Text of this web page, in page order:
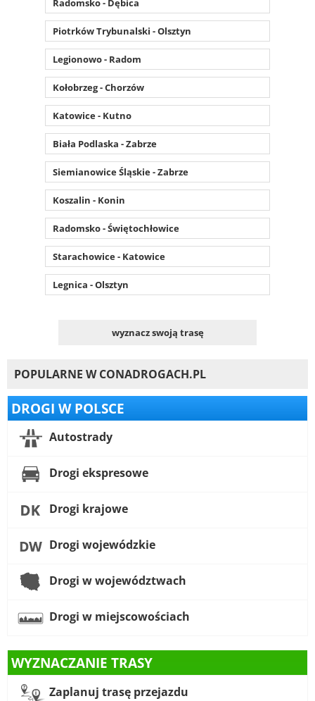
Radomsko - Dębica
Piotrków Trybunalski - Olsztyn
Legionowo - Radom
Kołobrzeg - Chorzów
Katowice - Kutno
Biała Podlaska - Zabrze
Siemianowice Śląskie - Zabrze
Koszalin - Konin
Radomsko - Świętochłowice
Starachowice - Katowice
Legnica - Olsztyn
wyznacz swoją trasę
POPULARNE W CONADROGACH.PL
DROGI W POLSCE
Autostrady
Drogi ekspresowe
Drogi krajowe
Drogi wojewódzkie
Drogi w województwach
Drogi w miejscowościach
WYZNACZANIE TRASY
Zaplanuj trasę przejazdu